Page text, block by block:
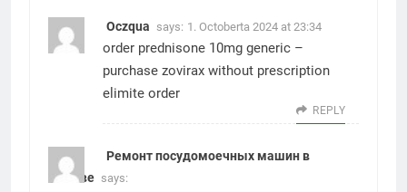
Oczqua says: 1. Octoberta 2024 at 23:34
order prednisone 10mg generic –
purchase zovirax without prescription
elimite order
REPLY
Ремонт посудомоечных машин в
Москве says: